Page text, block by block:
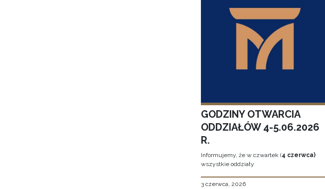
GODZINY OTWARCIA
ODDZIAŁÓW 4-5.06.2026
R.
Informujemy, że w czwartek (4 czerwca)
wszystkie oddziały
3 czerwca, 2026